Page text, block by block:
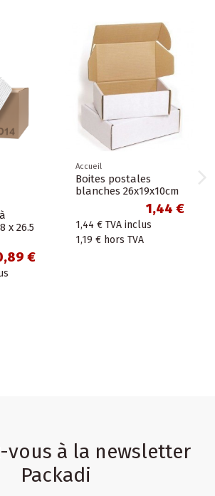
x 26.5
€
Accueil
Boites postales
blanches 26x19x10cm
1,44 €
1,44 € TVA inclus
1,19 € hors TVA
vous à la newsletter
Packadi